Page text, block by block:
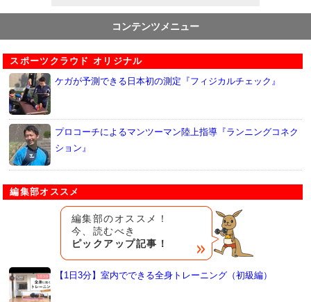
コンテンツメニュー
スポーツクラウド オリジナル
ケガが予測できる日本初の測定『フィジカルチェック』
プロコーチによるマンツーマン陸上指導『ランニングコネク
ション』
編集部オススメ
編集部のオススメ！
今、読むべき
ピックアップ記事！
【1日3分】室内でできる全身トレーニング（初級編）